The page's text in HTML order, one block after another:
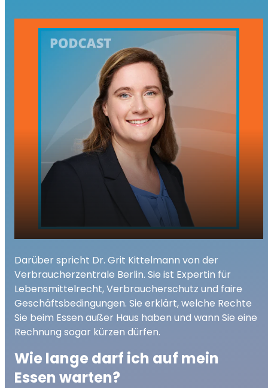
play_arrow
Fastfood muss nicht fast sein: Was Sie
über Wartezeiten und Rechte im
Restaurant wissen sollten
00:00 02:08
Darüber spricht Dr. Grit Kittelmann von der
Verbraucherzentrale Berlin. Sie ist Expertin für
Lebensmittelrecht, Verbraucherschutz und faire
Geschäftsbedingungen. Sie erklärt, welche Rechte
Sie beim Essen außer Haus haben und wann Sie eine
Rechnung sogar kürzen dürfen.
Wie lange darf ich auf mein
Essen warten?